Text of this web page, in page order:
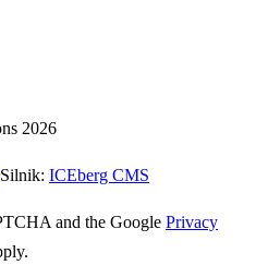
2026
Silnik: ICEberg CMS
and the Google Privacy